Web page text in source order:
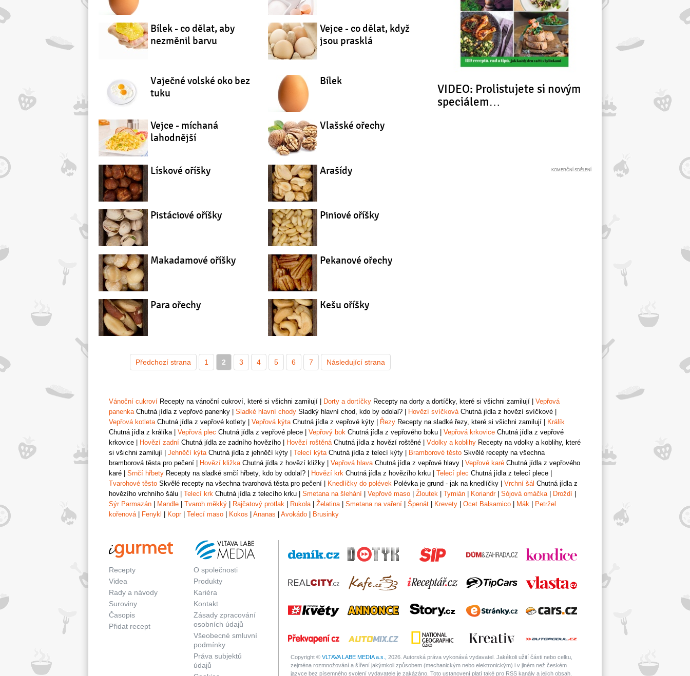
Bílek - co dělat, aby
nezměnil barvu
Vejce - co dělat, když
jsou prasklá
Vaječné volské oko bez
tuku
Bílek
Vejce - míchaná
lahodnější
Vlašské ořechy
Lískové oříšky Arašídy
Pistáciové oříšky Piniové oříšky
Makadamové oříšky Pekanové ořechy
Para ořechy Kešu oříšky
Předchozí strana 1 2 3 4 5 6 7 Následující strana
VIDEO: Prolistujete si novým
speciálem…
Vánoční cukroví Recepty na vánoční cukroví, které si všichni zamilují Dorty a dortíčky Recepty na dorty a dortíčky, které si všichni zamilují
Vepřová
panenkaChutná jídla z vepřové panenky Sladké hlavní chody Sladký hlavní chod, kdo by odolal? Hovězí svíčkováChutná jídla z hovězí svíčkové
Vepřová kotletaChutná jídla z vepřové kotlety Vepřová kýtaChutná jídla z vepřové kýty Řezy Recepty na sladké řezy, které si všichni zamilují
Králík
Chutná jídla z králíka| Vepřová plec Chutná jídla z vepřové plece Vepřový bok Chutná jídla z vepřového boku Vepřová krkovice Chutná jídla z vepřové
krkovice
Hovězí zadní Chutná jídla ze zadního hovězího Hovězí roštěnáChutná jídla z hovězí roštěné Vdolky a koblihy Recepty na vdolky a koblihy, které
si všichni zamilují
Jehněčí kýtaChutná jídla z jehněčí kýty Telecí kýtaChutná jídla z telecí kýty Bramborové těsto Skvělé recepty na všechna
bramborová těsta pro pečení
Hovězí kližkaChutná jídla z hovězí kližky Vepřová hlavaChutná jídla z vepřové hlavy Vepřové karé Chutná jídla z vepřového
karé
Srnčí hřbety Recepty na sladké srnčí hřbety, kdo by odolal? Hovězí krk Chutná jídla z hovězího krku Telecí plec Chutná jídla z telecí plece
Tvarohové těsto Skvělé recepty na všechna tvarohová těsta pro pečení Knedlíčky do polévek Polévka je grund - jak na knedlíčky Vrchní šál Chutná jídla z
hovězího vrchního šálu
Telecí krk Chutná jídla z telecího krku Smetana na šlehání Vepřové maso Žloutek Tymián Koriandr| Sójová omáčka| Droždí
Sýr Parmazán
Mandle Tvaroh měkký Rajčatový protlak Rukola| Želatina| Smetana na vaření Špenát Krevety Ocet Balsamico Mák
Petržel
kořenová| Fenykl Kopr| Telecí maso Kokos Ananas Avokádo Brusinky
Recepty
Videa
Rady a návody
Suroviny
Časopis
Přidat recept
O společnosti
Produkty
Kariéra
Kontakt
Zásady zpracování
osobních údajů
Všeobecné smluvní
podmínky
Práva subjektů
údajů
Copyright © VLTAVA LABE MEDIA a.s.,
2026. Autorská práva vykonává vydavatel. Jakékoli užití části nebo celku,
zejména rozmnožování a šíření jakýmkoli způsobem (mechanickým nebo elektronickým) i v jiném než českém
jazyce bez písemného svolení vydavatele je zakázáno. Toto ustanovení platí také pro RSS kanály a jejich obsah.